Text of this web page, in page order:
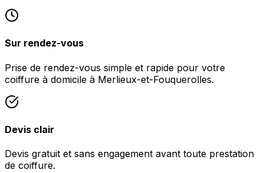
Sur rendez-vous
Prise de rendez-vous simple et rapide pour votre
coiffure à domicile à Merlieux-et-Fouquerolles.
Devis clair
Devis gratuit et sans engagement avant toute prestation
de coiffure.